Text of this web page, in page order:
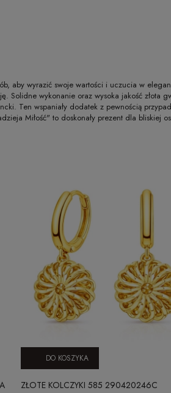
aby wyrazić swoje wartości i uczucia w
wykonanie oraz wysoka jakość złota
Ten wspaniały dodatek z pewnością
Miłość" to doskonały prezent dla bliskiej
ZŁOTE KOLCZYKI 585 290420246C
DO KOSZYKA